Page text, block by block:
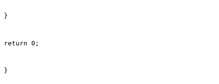
}
return 0;
}